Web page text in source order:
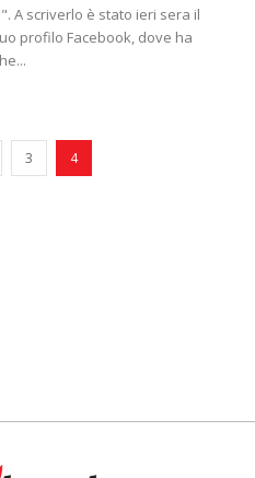
A scriverlo è stato ieri sera il
profilo Facebook, dove ha
3 4